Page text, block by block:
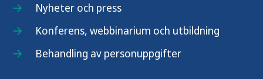
Nyheter och press
Konferens, webbinarium och utbildning
Behandling av personuppgifter